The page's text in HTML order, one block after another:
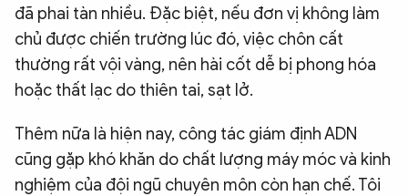
đã phai tàn nhiều. Đặc biệt, nếu đơn vị không làm
chủ được chiến trường lúc đó, việc chôn cất
thường rất vội vàng, nên hài cốt dễ bị phong hóa
hoặc thất lạc do thiên tai, sạt lở.
Thêm nữa là hiện nay, công tác giám định ADN
cũng gặp khó khăn do chất lượng máy móc và kinh
nghiệm của đội ngũ chuyên môn còn hạn chế. Tôi